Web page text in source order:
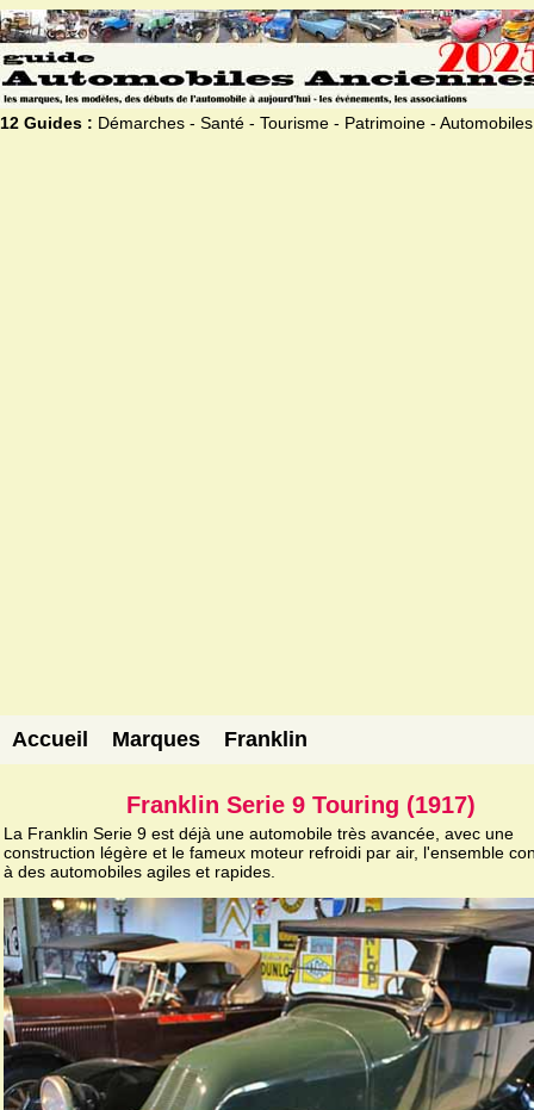
12 Guides : Démarches - Santé - Tourisme - Patrimoine - Automobiles
Accueil Marques Franklin
Franklin Serie 9 Touring (1917)
La Franklin Serie 9 est déjà une automobile très avancée, avec une
construction légère et le fameux moteur refroidi par air, l'ensemble
à des automobiles agiles et rapides.